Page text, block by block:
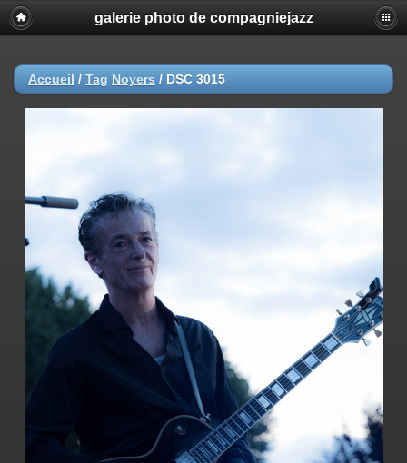
galerie photo de compagniejazz
Accueil / Tag Noyers / DSC 3015